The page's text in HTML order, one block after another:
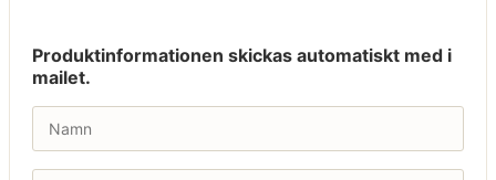
Produktinformationen skickas automatiskt med i
mailet.